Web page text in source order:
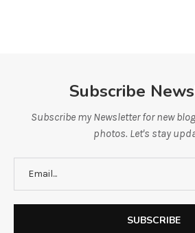
Subscribe
Subscribe my Newsletter for new
photos. Let's stay